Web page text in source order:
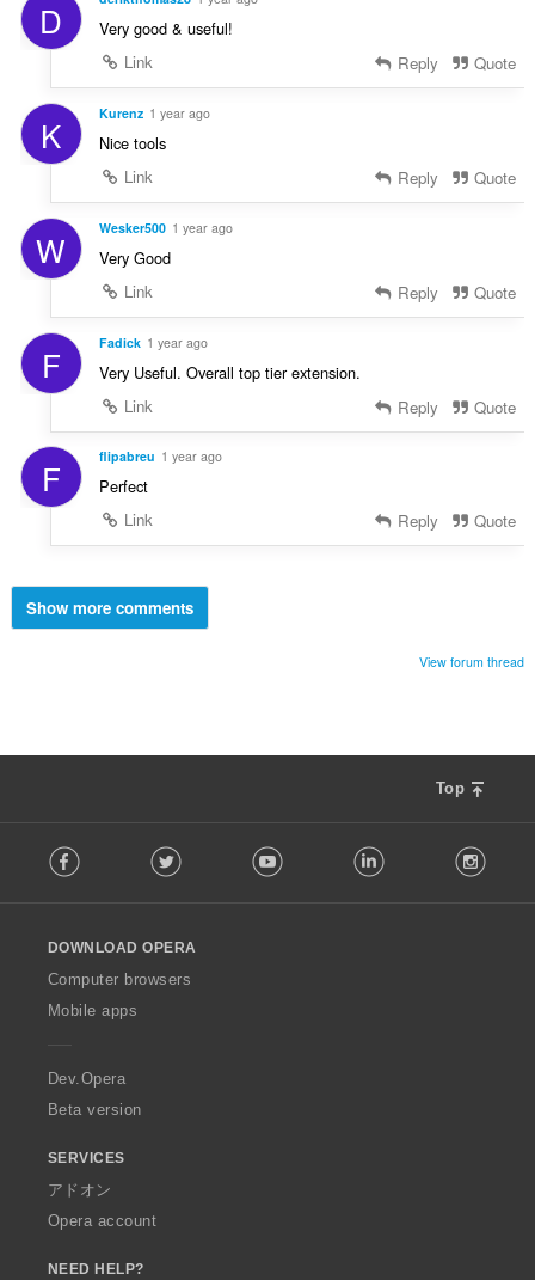
D
Very good & useful!
Link
Reply Quote
K Kurenz 1 year ago
Nice tools
Link
Reply Quote
W Wesker500 1 year ago
Very Good
Link
Reply Quote
F Fadick 1 year ago
Very Useful. Overall top tier extension.
Link
Reply Quote
F flipabreu 1 year ago
Perfect
Link
Reply Quote
Show more comments
View forum thread
Top
o
w
O
p
a
Facebook Twitter Youtube LinkedIn
DOWNLOAD OPERA
Computer browsers
Mobile apps
Dev.Opera
Beta version
SERVICES
アドオン
Opera account
NEED HELP?